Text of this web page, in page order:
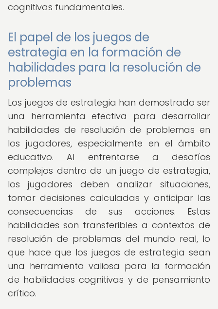
cognitivas fundamentales.
El papel de los juegos de
estrategia en la formación de
habilidades para la resolución de
problemas
Los juegos de estrategia han demostrado ser
una herramienta efectiva para desarrollar
habilidades de resolución de problemas en
los jugadores, especialmente en el ámbito
educativo. Al enfrentarse a desafíos
complejos dentro de un juego de estrategia,
los jugadores deben analizar situaciones,
tomar decisiones calculadas y anticipar las
consecuencias de sus acciones. Estas
habilidades son transferibles a contextos de
resolución de problemas del mundo real, lo
que hace que los juegos de estrategia sean
una herramienta valiosa para la formación
de habilidades cognitivas y de pensamiento
crítico.